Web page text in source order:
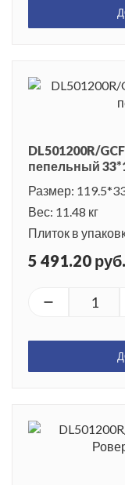
DL501200R/
пепельный
Размер:
Вес: 11.48 кг
Плиток в
5 491.20 руб.